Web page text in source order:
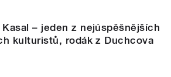
Kasal – jeden z nejúspěšnějších
kulturistů, rodák z Duchcova